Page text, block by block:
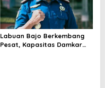
Labuan Bajo Berkembang
Pesat, Kapasitas Damkar